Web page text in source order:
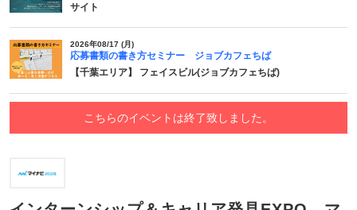
サイト
2026年08/17 (月)
応募書類の書き方セミナー ジョブカフェちば
【千葉エリア】 フェイスビル(ジョブカフェちば)
こちらのイベントは終了致しました。